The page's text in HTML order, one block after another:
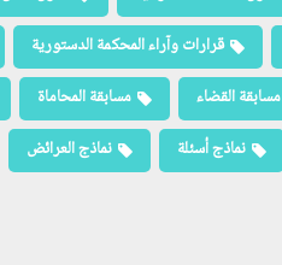
قرارات وآراء المحكمة الدستورية
مسابقة القضاء مسابقة المحاماة
نماذج أسئلة نماذج العرائض